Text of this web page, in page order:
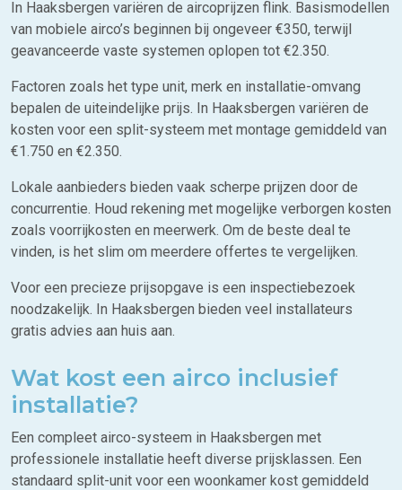
In Haaksbergen variëren de aircoprijzen flink. Basismodellen
van mobiele airco’s beginnen bij ongeveer €350, terwijl
geavanceerde vaste systemen oplopen tot €2.350.
Factoren zoals het type unit, merk en installatie-omvang
bepalen de uiteindelijke prijs. In Haaksbergen variëren de
kosten voor een split-systeem met montage gemiddeld van
€1.750 en €2.350.
Lokale aanbieders bieden vaak scherpe prijzen door de
concurrentie. Houd rekening met mogelijke verborgen kosten
zoals voorrijkosten en meerwerk. Om de beste deal te
vinden, is het slim om meerdere offertes te vergelijken.
Voor een precieze prijsopgave is een inspectiebezoek
noodzakelijk. In Haaksbergen bieden veel installateurs
gratis advies aan huis aan.
Wat kost een airco inclusief
installatie?
Een compleet airco-systeem in Haaksbergen met
professionele installatie heeft diverse prijsklassen. Een
standaard split-unit voor een woonkamer kost gemiddeld